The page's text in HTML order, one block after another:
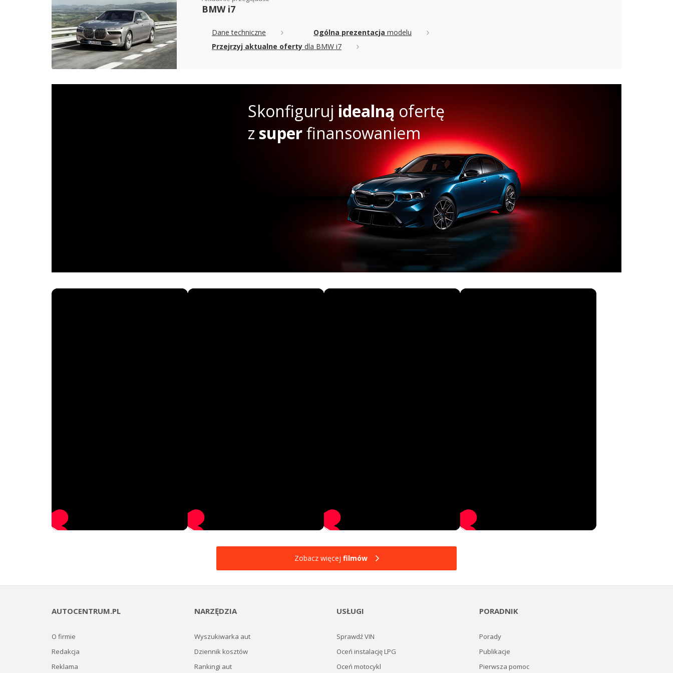
BMW i7
Dane techniczne Ogólna prezentacja modelu
Przejrzyj aktualne oferty dla BMW i7
Skonfiguruj idealną ofertę
z superfinansowaniem
Zobacz więcej filmów
AUTOCENTRUM.PL
O firmie
Redakcja
Reklama
NARZĘDZIA
Wyszukiwarka aut
Dziennik kosztów
Rankingi aut
USŁUGI
Sprawdź VIN
Oceń instalację LPG
Oceń motocykl
PORADNIK
Porady
Publikacje
Pierwsza pomoc